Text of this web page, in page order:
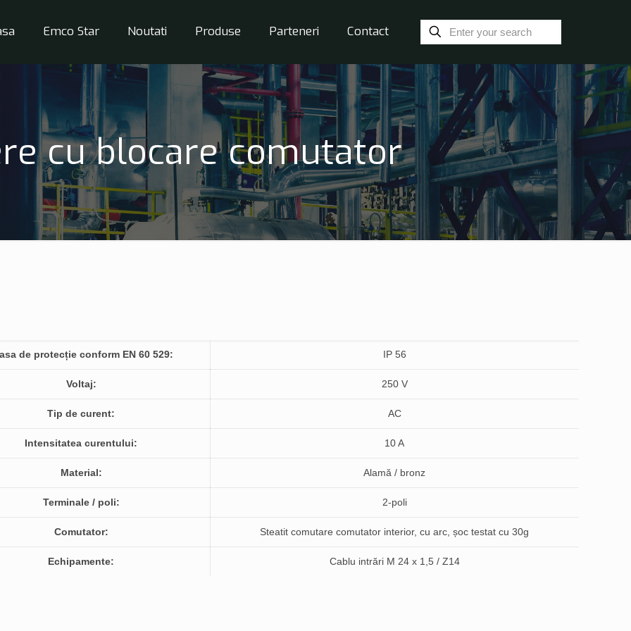
Emco Star Noutati Produse Parteneri Contact
cu blocare comutator
de protecție conform EN 60 529: IP 56
Voltaj: 250 V
Tip de curent: AC
Intensitatea curentului: 10 A
Material: Alamă / bronz
Terminale / poli: 2-poli
Comutator: Steatit comutare comutator interior, cu arc, șoc testat cu 30g
Echipamente: Cablu intrări M 24 x 1,5 / Z14